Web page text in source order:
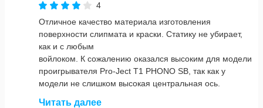
4
Отличное качество материала изготовления
поверхности слипмата и краски. Статику не убирает,
как и с любым
войлоком. К сожалению оказался высоким для модели
проигрывателя Pro-Ject T1 PHONO SB, так как у
модели не слишком высокая центральная ось.
Читать далее